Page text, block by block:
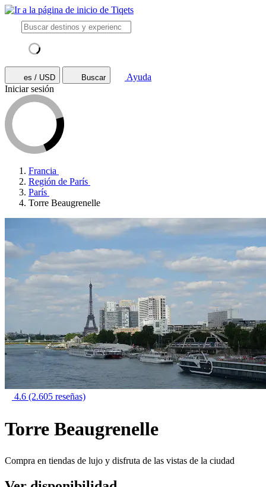
es / USD Buscar
Ayuda
Iniciar sesión
Francia
Región de París
París
Torre Beaugrenelle
4.6 (2.605 reseñas)
Torre Beaugrenelle
Compra en tiendas de lujo y disfruta de las vistas de la ciudad